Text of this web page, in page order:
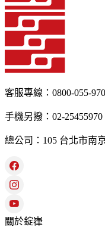
客服專線：0800-055-970
手機另撥：02-
總公司：105 台北市南
關於錠嵂